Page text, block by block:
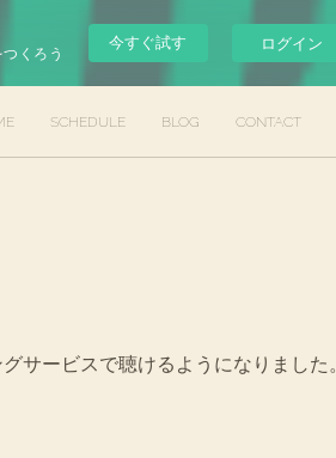
くろう
今すぐ試す ログイン
SCHEDULE BLOG CONTACT
サービスで聴けるようになりました。